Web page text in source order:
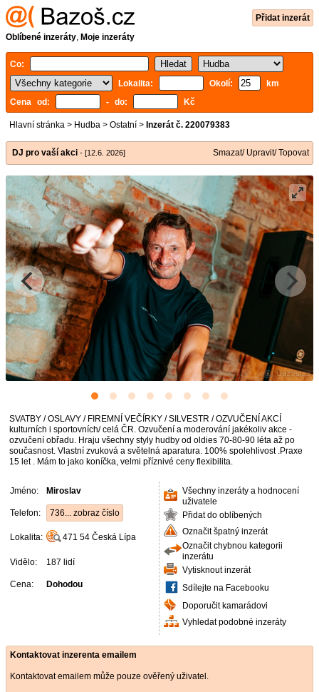
Přidat inzerát
Oblíbené inzeráty, Moje inzeráty
Co:
Lokalita:
Okolí:
km
Cena od:
- do: Kč
Hlavní stránka > Hudba > Ostatní > Inzerát č. 220079383
DJ pro vaší akci - [12.6. 2026] Smazat/ Upravit/ Topovat
SVATBY / OSLAVY / FIREMNÍ VEČÍRKY / SILVESTR / OZVUČENÍ AKCÍ
kulturních i sportovních/ celá ČR. Ozvučení a moderování jakékoliv akce -
ozvučení obřadu. Hraju všechny styly hudby od oldies 70-80-90 léta až po
současnost. Vlastní zvuková a světelná aparatura. 100% spolehlivost .Praxe
15 let . Mám to jako koníčka, velmi příznivé ceny flexibilita.
Jméno: Miroslav
Telefon: 736... zobraz číslo
Lokalita: 471 54 Česká Lípa
Vidělo: 187 lidí
Cena: Dohodou
Všechny inzeráty a hodnocení
uživatele
Přidat do oblíbených
Označit špatný inzerát
Označit chybnou kategorii
inzerátu
Vytisknout inzerát
Sdílejte na Facebooku
Doporučit kamarádovi
Vyhledat podobné inzeráty
Kontaktovat inzerenta emailem
Kontaktovat emailem může pouze ověřený uživatel.